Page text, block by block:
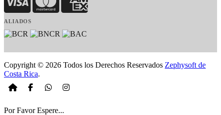
ALIADOS
Copyright © 2026 Todos los Derechos Reservados Zephysoft de
Costa Rica.
Por Favor Espere...